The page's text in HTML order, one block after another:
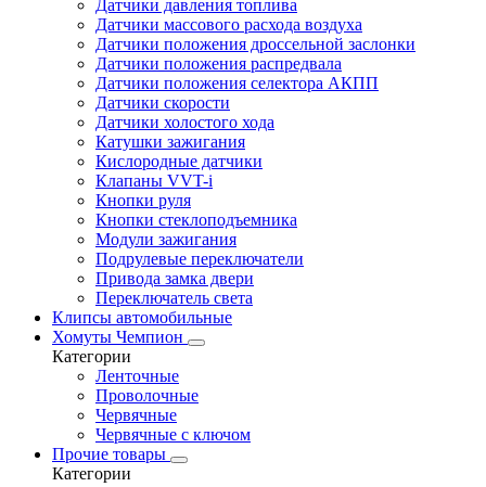
Датчики давления топлива
Датчики массового расхода воздуха
Датчики положения дроссельной заслонки
Датчики положения распредвала
Датчики положения селектора АКПП
Датчики скорости
Датчики холостого хода
Катушки зажигания
Кислородные датчики
Клапаны VVT-i
Кнопки руля
Кнопки стеклоподъемника
Модули зажигания
Подрулевые переключатели
Привода замка двери
Переключатель света
Клипсы автомобильные
Хомуты Чемпион
Категории
Ленточные
Проволочные
Червячные
Червячные с ключом
Прочие товары
Категории